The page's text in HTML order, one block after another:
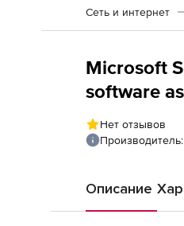
Сеть и интернет
Microsoft
software
Нет отзывов
Производитель:
Описание